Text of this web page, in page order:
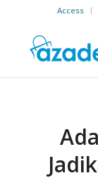
Access